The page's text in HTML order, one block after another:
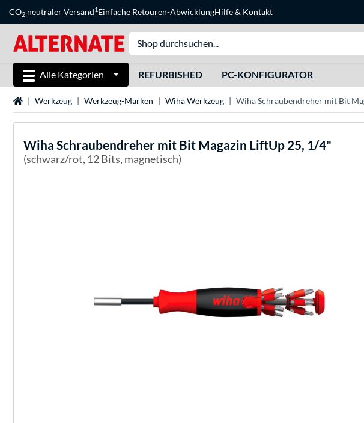
CO2 neutraler Versand1Einfache Retouren-AbwicklungHilfe& Kontakt
Alle Kategorien REFURBISHED PC-KONFIGURATOR
StartseiteWerkzeug Werkzeug-Marken Wiha Werkzeug Wiha Schraubendreher mit Bit
Wiha Schraubendreher mit Bit Magazin LiftUp 25, 1/4"
(schwarz/rot, 12 Bits, magnetisch)